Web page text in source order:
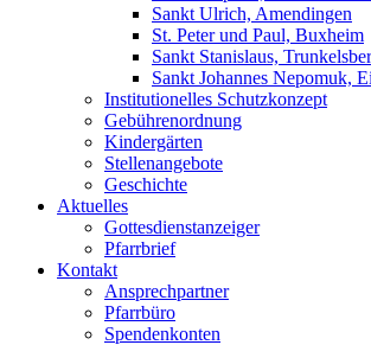
Sankt Ulrich, Amendingen
St. Peter und Paul, Buxheim
Sankt Stanislaus,
Sankt Johannes Nepomuk,
Institutionelles Schutzkonzept
Gebührenordnung
Kindergärten
Stellenangebote
Geschichte
Aktuelles
Gottesdienstanzeiger
Pfarrbrief
Kontakt
Ansprechpartner
Pfarrbüro
Spendenkonten